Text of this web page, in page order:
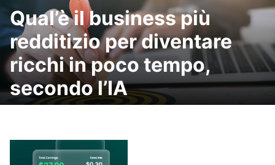
Qual’è il business più
redditizio per diventare
ricchi in poco tempo,
secondo l’IA